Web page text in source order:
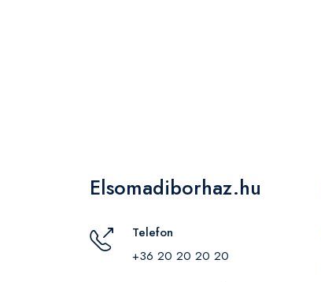
Elsomadiborhaz.hu
Telefon
+36 20 20 20 20